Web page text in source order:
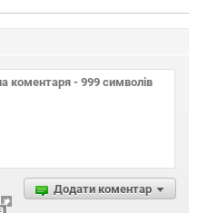
Додати коментар